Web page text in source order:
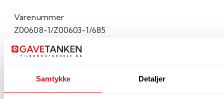
Samtykke Detaljer
Varenummer
Z00608-1/Z00603-1/685
Varen findes i
- SPAR ekstra 10%
Se flere produker